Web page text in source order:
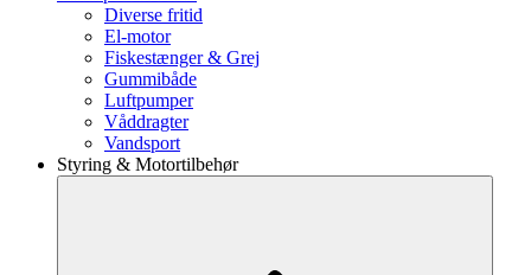
Diverse fritid
El-motor
Fiskestænger & Grej
Gummibåde
Luftpumper
Våddragter
Vandsport
Styring & Motortilbehør